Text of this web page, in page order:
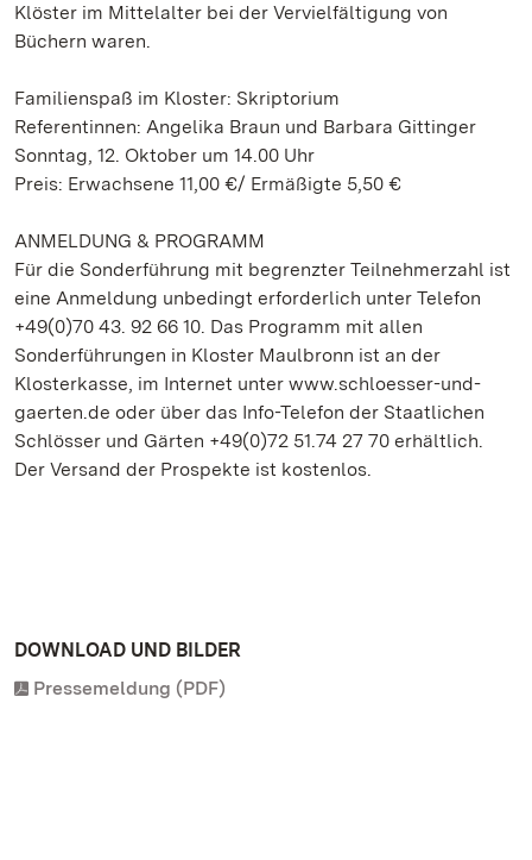
Klöster im Mittelalter bei der Vervielfältigung von
Büchern waren.
Familienspaß im Kloster: Skriptorium
Referentinnen: Angelika Braun und Barbara Gittinger
Sonntag, 12. Oktober um 14.00 Uhr
Preis: Erwachsene 11,00 €/ Ermäßigte 5,50 €
ANMELDUNG & PROGRAMM
Für die Sonderführung mit begrenzter Teilnehmerzahl ist
eine Anmeldung unbedingt erforderlich unter Telefon
+49(0)70 43. 92 66 10. Das Programm mit allen
Sonderführungen in Kloster Maulbronn ist an der
Klosterkasse, im Internet unter www.schloesser-und-
gaerten.de oder über das Info-Telefon der Staatlichen
Schlösser und Gärten +49(0)72 51.74 27 70 erhältlich.
Der Versand der Prospekte ist kostenlos.
DOWNLOAD UND BILDER
Pressemeldung (PDF)